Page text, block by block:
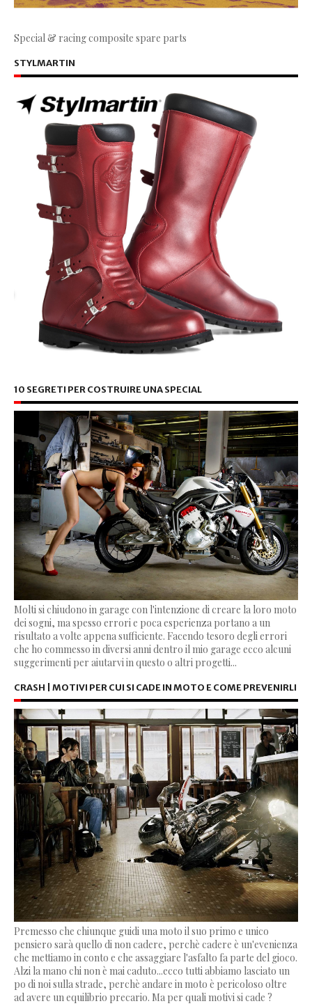
Special & racing composite spare parts
STYLMARTIN
10 SEGRETI PER COSTRUIRE UNA SPECIAL
Molti si chiudono in garage con l'intenzione di creare la loro moto
dei sogni, ma spesso errori e poca esperienza portano a un
risultato a volte appena sufficiente. Facendo tesoro degli errori
che ho commesso in diversi anni dentro il mio garage ecco alcuni
suggerimenti per aiutarvi in questo o altri progetti...
CRASH | MOTIVI PER CUI SI CADE IN MOTO E COME PREVENIRLI
Premesso che chiunque guidi una moto il suo primo e unico
pensiero sarà quello di non cadere, perchè cadere è un'evenienza
che mettiamo in conto e che assaggiare l'asfalto fa parte del gioco.
Alzi la mano chi non è mai caduto...ecco tutti abbiamo lasciato un
po di noi sulla strade, perchè andare in moto è pericoloso oltre
ad avere un equilibrio precario. Ma per quali motivi si cade ?